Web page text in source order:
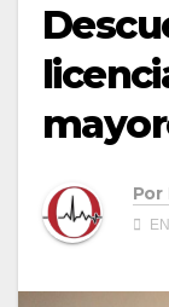
Por